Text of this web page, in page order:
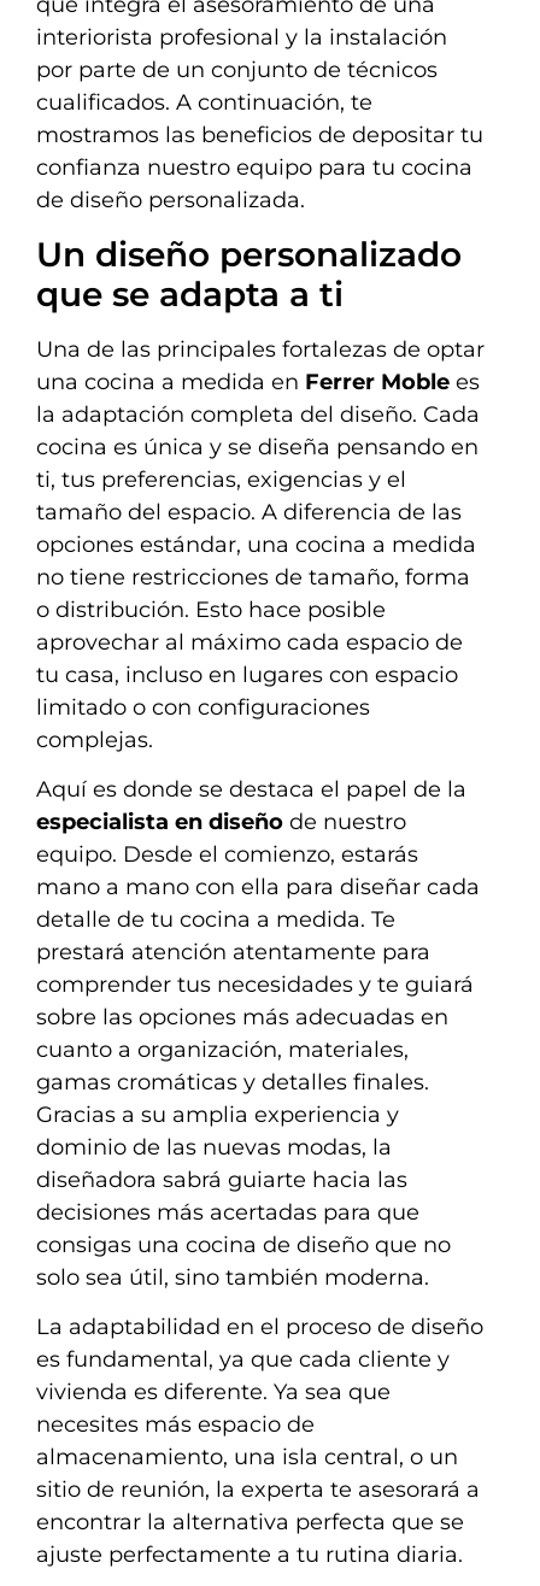
interiorista profesional y la instalación
por parte de un conjunto de técnicos
cualificados. A continuación, te
mostramos las beneficios de depositar tu
confianza nuestro equipo para tu cocina
de diseño personalizada.
Un diseño personalizado
que se adapta a ti
Una de las principales fortalezas de optar
una cocina a medida en Ferrer Moble es
la adaptación completa del diseño. Cada
cocina es única y se diseña pensando en
ti, tus preferencias, exigencias y el
tamaño del espacio. A diferencia de las
opciones estándar, una cocina a medida
no tiene restricciones de tamaño, forma
o distribución. Esto hace posible
aprovechar al máximo cada espacio de
tu casa, incluso en lugares con espacio
limitado o con configuraciones
complejas.
Aquí es donde se destaca el papel de la
especialista en diseño de nuestro
equipo. Desde el comienzo, estarás
mano a mano con ella para diseñar cada
detalle de tu cocina a medida. Te
prestará atención atentamente para
comprender tus necesidades y te guiará
sobre las opciones más adecuadas en
cuanto a organización, materiales,
gamas cromáticas y detalles finales.
Gracias a su amplia experiencia y
dominio de las nuevas modas, la
diseñadora sabrá guiarte hacia las
decisiones más acertadas para que
consigas una cocina de diseño que no
solo sea útil, sino también moderna.
La adaptabilidad en el proceso de diseño
es fundamental, ya que cada cliente y
vivienda es diferente. Ya sea que
necesites más espacio de
almacenamiento, una isla central, o un
sitio de reunión, la experta te asesorará a
encontrar la alternativa perfecta que se
ajuste perfectamente a tu rutina diaria.